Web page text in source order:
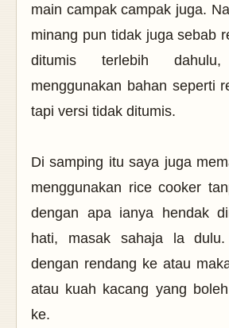
main campak campak juga.
minang pun tidak juga sebab
ditumis terlebih
menggunakan bahan seperti
tapi versi tidak ditumis.
Di samping itu saya juga
menggunakan rice cooker
dengan apa ianya hendak
hati, masak sahaja la
dengan rendang ke atau
atau kuah kacang yang
ke.